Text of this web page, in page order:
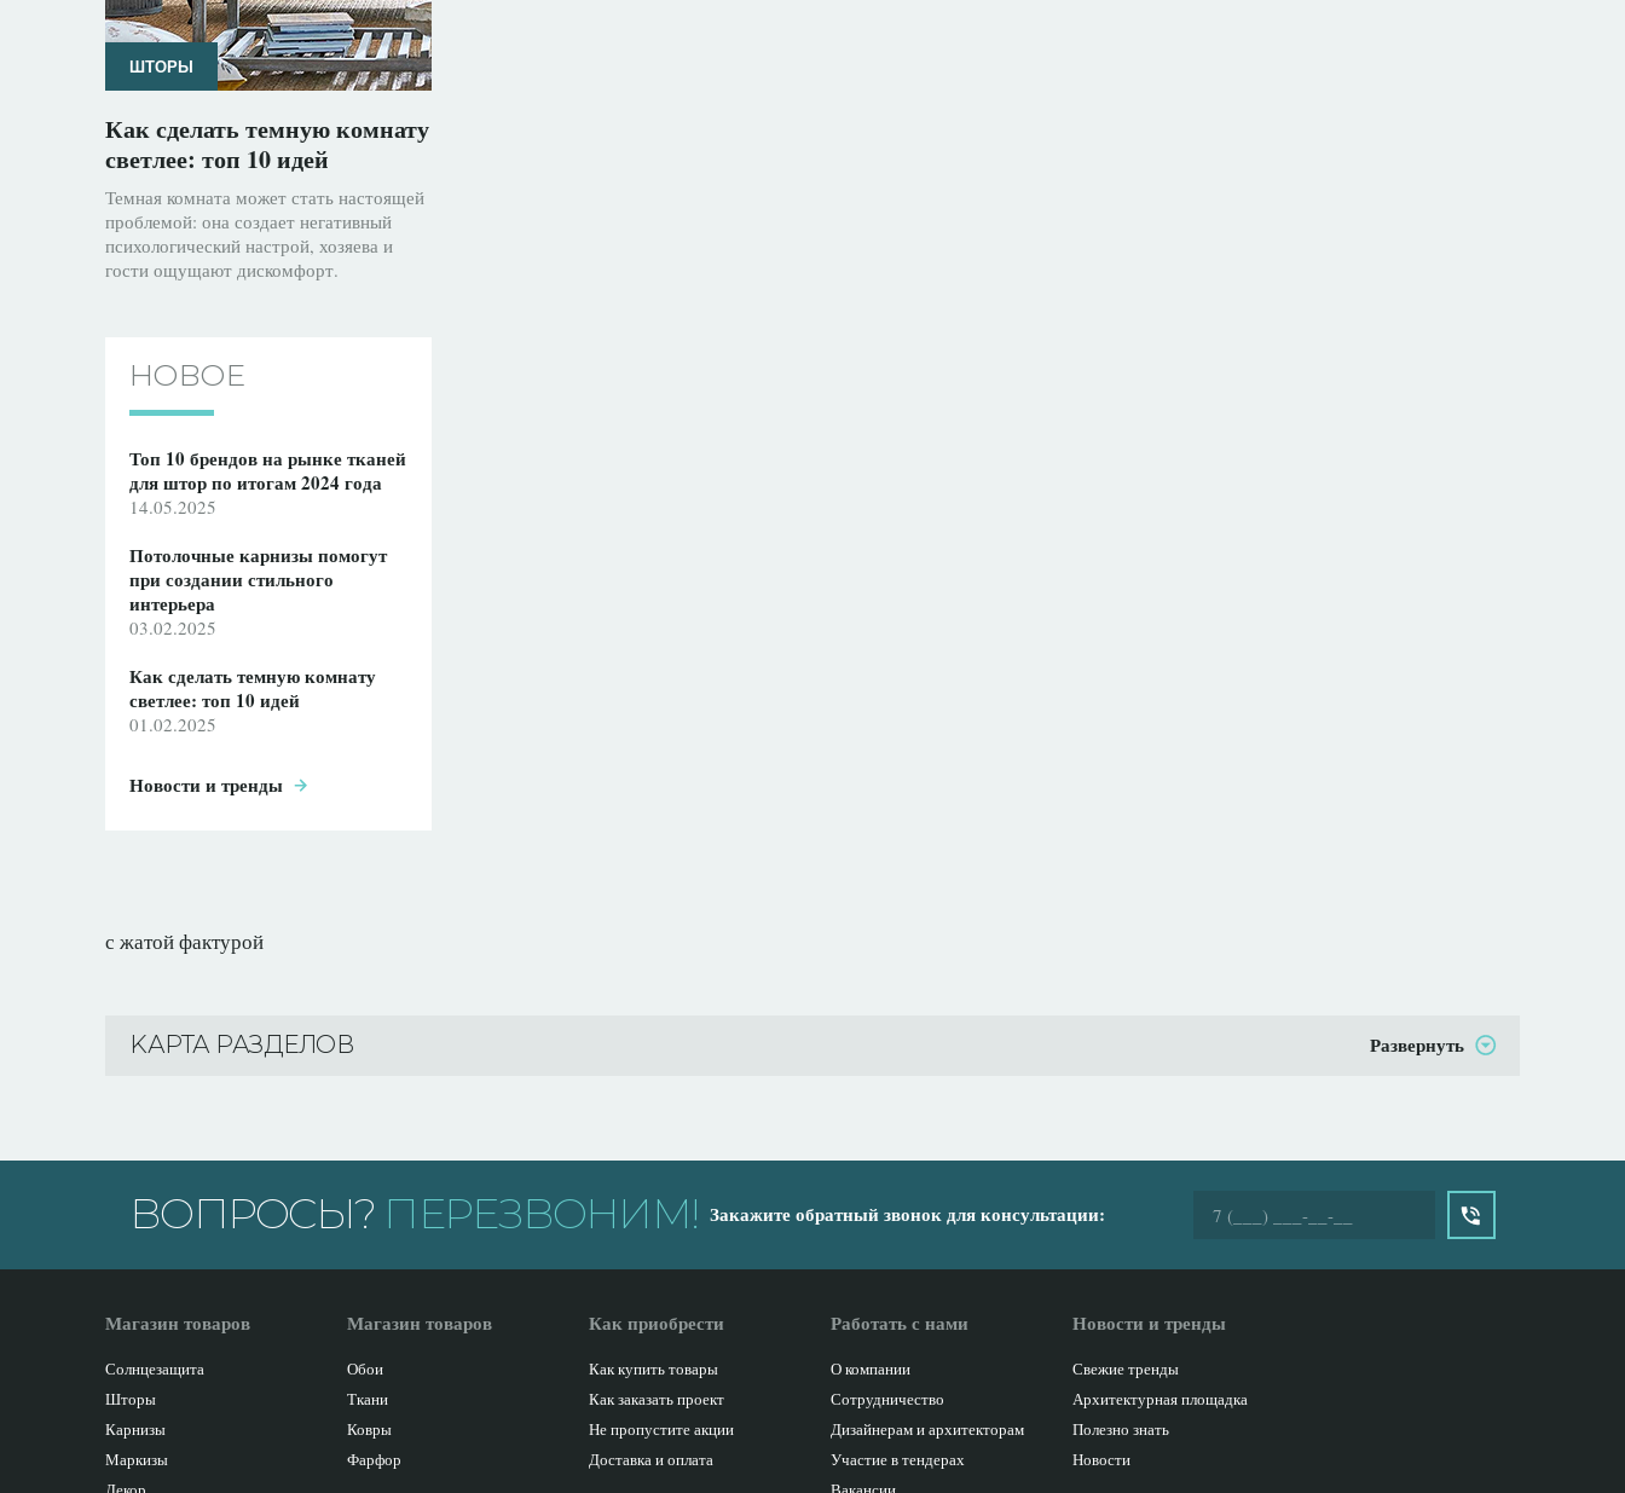
ШТОРЫ
Как сделать темную комнату
светлее: топ 10 идей
Темная комната может стать настоящей
проблемой: она создает негативный
психологический настрой, хозяева и
гости ощущают дискомфорт.
НОВОЕ
Топ 10 брендов на рынке тканей
для штор по итогам 2024 года
14.05.2025
Потолочные карнизы помогут
при создании стильного
интерьера
03.02.2025
Как сделать темную комнату
светлее: топ 10 идей
01.02.2025
Новости и тренды
с жатой фактурой
KАРТА РАЗДЕЛОВ Развернуть
ВОПРОСЫ? ПЕРЕЗВОНИМ! Закажите обратный звонок для консультации:
Магазин товаров
Солнцезащита
Шторы
Карнизы
Маркизы
Магазин товаров
Обои
Ткани
Ковры
Фарфор
Как приобрести
Как купить товары
Как заказать проект
Не пропустите акции
Доставка и оплата
Работать с нами
О компании
Сотрудничество
Дизайнерам и архитекторам
Участие в тендерах
Новости и тренды
Свежие тренды
Архитектурная площадка
Полезно знать
Новости